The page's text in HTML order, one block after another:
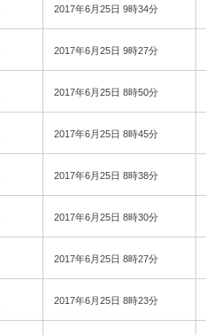
2017年6月25日 9時34分
2017年6月25日 9時27分
2017年6月25日 8時50分
2017年6月25日 8時45分
2017年6月25日 8時38分
2017年6月25日 8時30分
2017年6月25日 8時27分
2017年6月25日 8時23分